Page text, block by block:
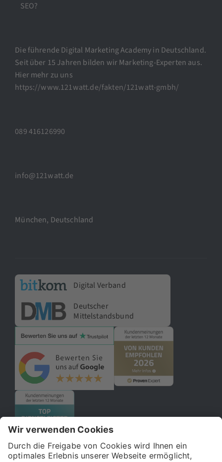
SEO?
Die führende Digital Marketing Academy in Deutschland.
Seit über 15 Jahren bilden wir Marketing-Experten aus.
Hier mehr zu uns
https://www.121watt.de/fakten/121watt-gmbh/
089 416126990
info@121watt.de
München, Deutschland
Digital Verband
Deutscher
Mittelstandsbund